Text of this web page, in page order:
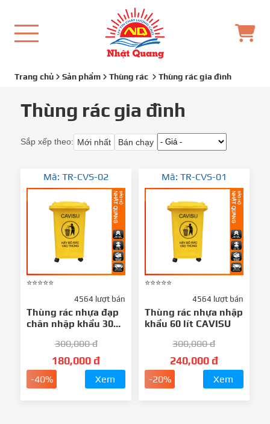
Trang chủ Sản phẩm Thùng rác Thùng rác gia đình
Thùng rác gia đình
Sắp xếp theo: Mới nhất Bán chạy
Mã: TR-CVS-02
⭐⭐⭐⭐⭐
4564 lượt bán
Thùng rác nhựa đạp
chân nhập khẩu 30
300,000 đ
180,000 đ
-40% Xem
Mã: TR-CVS-01
⭐⭐⭐⭐⭐
4564 lượt bán
Thùng rác nhựa nhập
khẩu 60 lít CAVISU
300,000 đ
240,000 đ
-20% Xem